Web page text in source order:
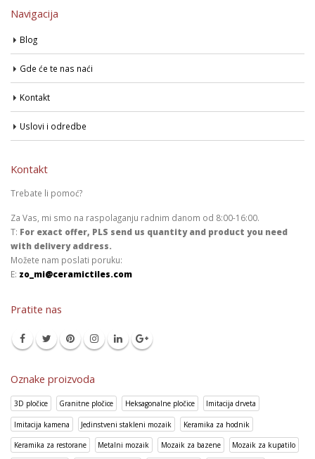
Navigacija
Blog
Gde će te nas naći
Kontakt
Uslovi i odredbe
Kontakt
Trebate li pomoć?
Za Vas, mi smo na raspolaganju radnim danom od 8:00-16:00.
T: For exact offer, PLS send us quantity and product you need
with delivery address.
Možete nam poslati poruku:
E: zo_mi@ceramictiles.com
Pratite nas
Oznake proizvoda
3D pločice Granitne pločice Heksagonalne pločice Imitacija drveta
Imitacija kamena Jedinstveni stakleni mozaik Keramika za hodnik
Keramika za restorane Metalni mozaik Mozaik za bazene Mozaik za kupatilo